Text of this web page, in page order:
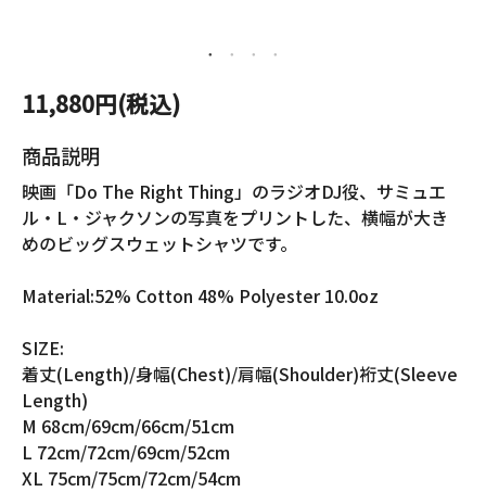
11,880円(税込)
商品説明
映画「Do The Right Thing」のラジオDJ役、サミュエ
ル・L・ジャクソンの写真をプリントした、横幅が大き
めのビッグスウェットシャツです。
Material:52% Cotton 48% Polyester 10.0oz
SIZE:
着丈(Length)/身幅(Chest)/肩幅(Shoulder)裄丈(Sleeve
Length)
M 68cm/69cm/66cm/51cm
L 72cm/72cm/69cm/52cm
XL 75cm/75cm/72cm/54cm